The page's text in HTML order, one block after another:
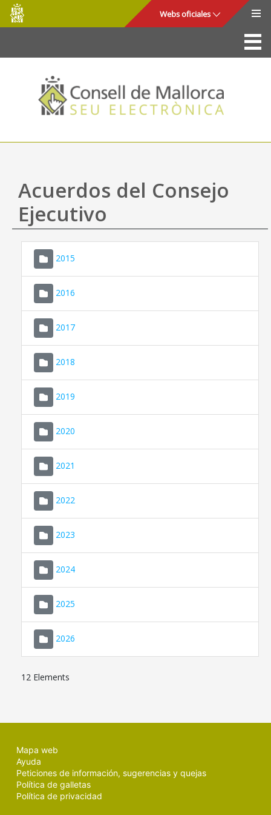
Saltar al contenido principal
Consell
de
Mallorca
Webs oficiales
La Sede
Consejo de Mallorca
Acceso y seguridad
Utilidades
Mapa web
Ayuda
Acuerdos del Consejo
Ejecutivo
2015
2016
2017
2018
2019
2020
2021
2022
2023
2024
2025
2026
12 Elements
Mapa web
Ayuda
Peticiones de información, sugerencias y quejas
Política de galletas
Política de privacidad